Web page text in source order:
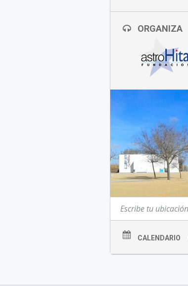
ORGANIZA
CALENDARIO